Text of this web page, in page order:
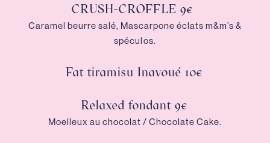
CRUSH-CROFFLE 9€
Caramel beurre salé, Mascarpone éclats m&m’s &
spéculos.
Fat tiramisu Inavoué 10€
Relaxed fondant 9€
Moelleux au chocolat / Chocolate Cake.